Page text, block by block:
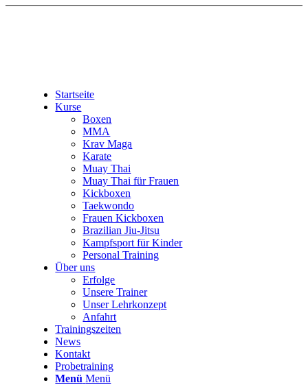
Startseite
Kurse
Boxen
MMA
Krav Maga
Karate
Muay Thai
Muay Thai für Frauen
Kickboxen
Taekwondo
Frauen Kickboxen
Brazilian Jiu-Jitsu
Kampfsport für Kinder
Personal Training
Über uns
Erfolge
Unsere Trainer
Unser Lehrkonzept
Anfahrt
Trainingszeiten
News
Kontakt
Probetraining
Menü Menü